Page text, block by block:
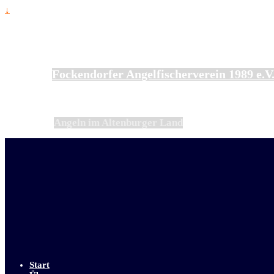
↓
Fockendorfer Angelfischerverein 1989 e.V.
Start